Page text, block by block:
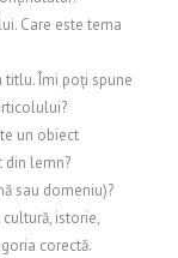
Care este tema
titlu. Îmi poți spune
un obiect
din lemn?
sau domeniu)?
istorie,
corectă.